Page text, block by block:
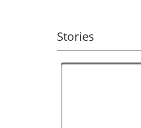
Stories